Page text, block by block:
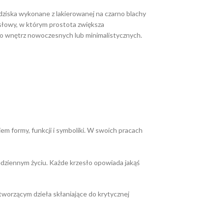
wykonane z lakierowanej na czarno blachy
w którym prostota zwiększa
wnętrz nowoczesnych lub minimalistycznych.
formy, funkcji i symboliki. W swoich pracach
życiu. Każde krzesło opowiada jakąś
dzieła skłaniające do krytycznej